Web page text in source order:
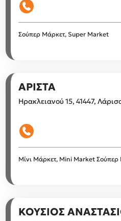
Σούπερ Μάρκετ, Super Market
ΑΡΙΣΤΑ
Ηρακλειανού 15, 41447,
Μίνι Μάρκετ, Mini Market Σούπερ
ΚΟΥΣΙΟΣ